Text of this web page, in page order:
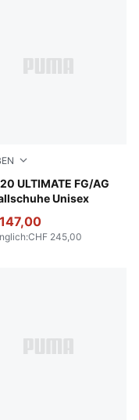
Alert
ULTIMATE FG/AG
Unisex
White-Glowing Red-
:CHF 245,00